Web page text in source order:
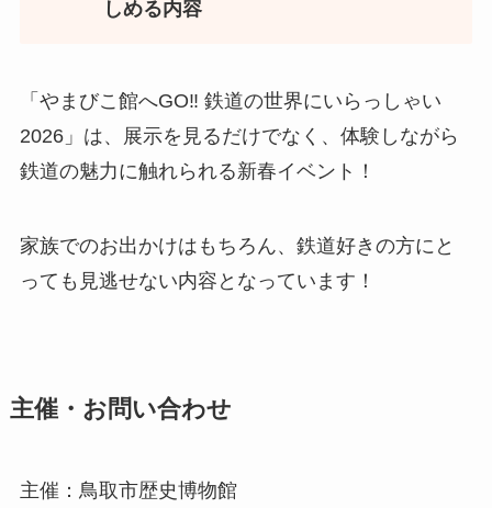
しめる内容
「やまびこ館へGO‼ 鉄道の世界にいらっしゃい
2026」は、展示を見るだけでなく、体験しながら
鉄道の魅力に触れられる新春イベント！
家族でのお出かけはもちろん、鉄道好きの方にと
っても見逃せない内容となっています！
主催・お問い合わせ
主催：鳥取市歴史博物館